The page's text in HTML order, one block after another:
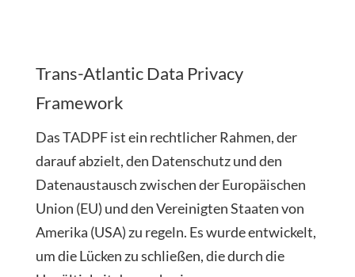
Trans-Atlantic Data Privacy
Framework
Das TADPF ist ein rechtlicher Rahmen, der
darauf abzielt, den Datenschutz und den
Datenaustausch zwischen der Europäischen
Union (EU) und den Vereinigten Staaten von
Amerika (USA) zu regeln. Es wurde entwickelt,
um die Lücken zu schließen, die durch die